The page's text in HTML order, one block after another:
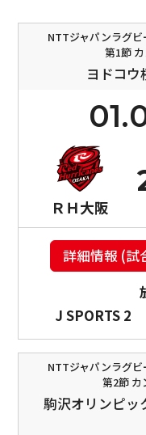
NTTジャパンラグ
第1節
ヨドコ
ＲＨ大阪
詳細情報 (試
J SPORTS 2
NTTジャパンラグ
第2節 カ
駒沢オリンピッ